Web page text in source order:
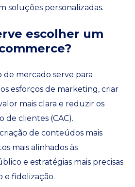
soluções personalizadas.
escolher um
de mercado serve para
esforços de marketing, criar
mais clara e reduzir os
de clientes (CAC).
de conteúdos mais
mais alinhados às
e estratégias mais precisas
e fidelização.